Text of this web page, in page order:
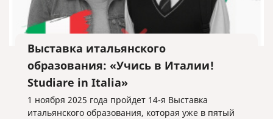
Выставка итальянского
образования: «Учись в Италии!
Studiare in Italia»
1 ноября 2025 года пройдет 14-я Выставка
итальянского образования, которая уже в пятый